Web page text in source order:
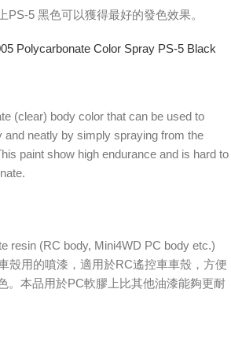
PS-5 黑色可以獲得最好的發色效果。
Polycarbonate Color Spray PS-5 Black
(clear) body color that can be used to
and neatly by simply spraying from the
paint show high endurance and is hard to
resin (RC body, Mini4WD PC body etc.)
殼用的噴漆，適用於RC遙控車車殼，方便
。本品用於PC軟膠上比其他油漆能夠更耐